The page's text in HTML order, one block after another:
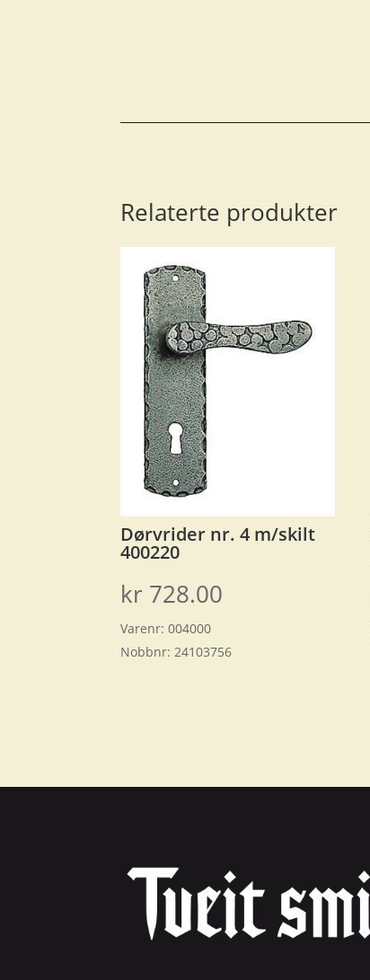
Relaterte produkter
Dørvrider nr. 4 m/skilt
400220
kr 728.00
Varenr:004000
Nobbnr:24103756